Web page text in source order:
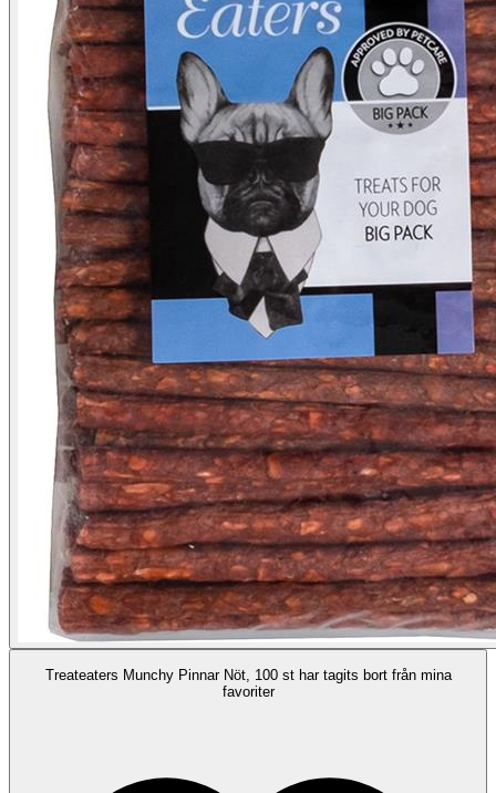
Treateaters Munchy Pinnar Nöt, 100 st har tagits bort från mina
favoriter